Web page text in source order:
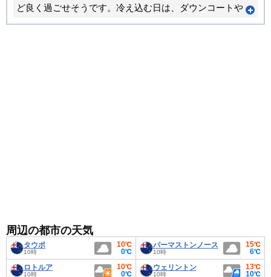
ど良く過ごせそうです。冷え込む日は、ダウンコートや
周辺の都市の天気
タウポ
10時
10℃
0℃
パーマストンノース
10時
15℃
6℃
ロトルア
10時
10℃
0℃
ウェリントン
10時
13℃
10℃